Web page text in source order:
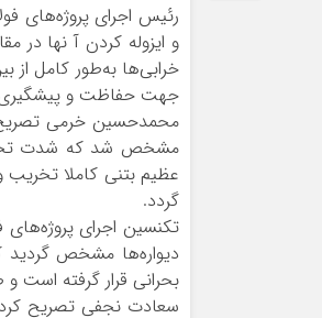
رئیس اجرای پروژه‌های
و ایزوله کردن آ نها در
خرابی‌ها به‌طور کامل از
جهت حفاظت و پیشگیری از
مشخص شد که شدت تخریب
عظیم بتنی کاملا
گردد.
بحرانی قرار گرفته است
سعادت نجفی تصریح کرد: